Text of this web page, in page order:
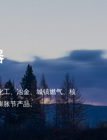
工、冶金、城镇燃气、核
胀节产品。